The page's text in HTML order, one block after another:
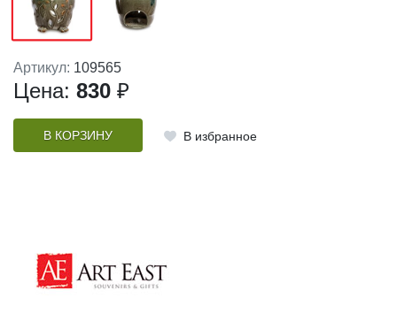
Артикул: 109565
Цена: 830 ₽
В КОРЗИНУ В избранное